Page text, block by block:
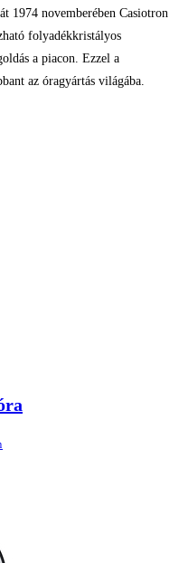
1974 novemberében Casiotron
folyadékkristályos
a piacon. Ezzel a
az óragyártás világába.